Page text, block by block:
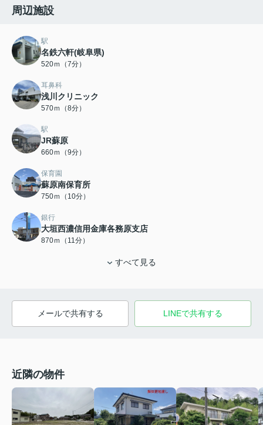
周辺施設
駅
名鉄六軒(岐阜県)
520ｍ（7分）
耳鼻科
浅川クリニック
570ｍ（8分）
駅
JR蘇原
660ｍ（9分）
保育園
蘇原南保育所
750ｍ（10分）
銀行
大垣西濃信用金庫各務原支店
870ｍ（11分）
すべて見る
メールで共有する LINEで共有する
近隣の物件